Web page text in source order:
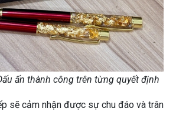
ấn thành công trên từng quyết định
sẽ cảm nhận được sự chu đáo và trân